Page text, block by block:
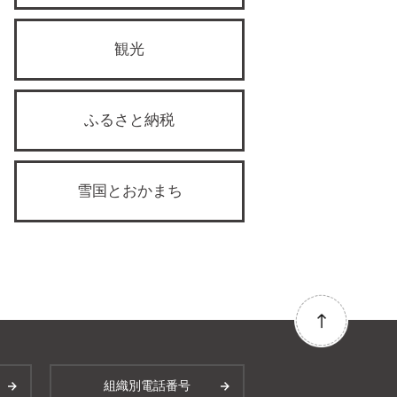
観光
ふるさと納税
雪国とおかまち
組織別電話番号